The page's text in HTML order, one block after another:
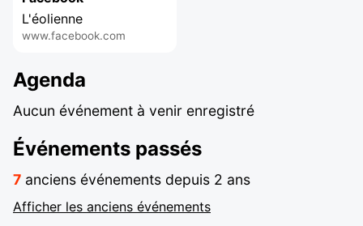
L'éolienne
www.facebook.com
Agenda
Aucun événement à venir enregistré
Événements passés
7 anciens événements depuis 2 ans
Afficher les anciens événements